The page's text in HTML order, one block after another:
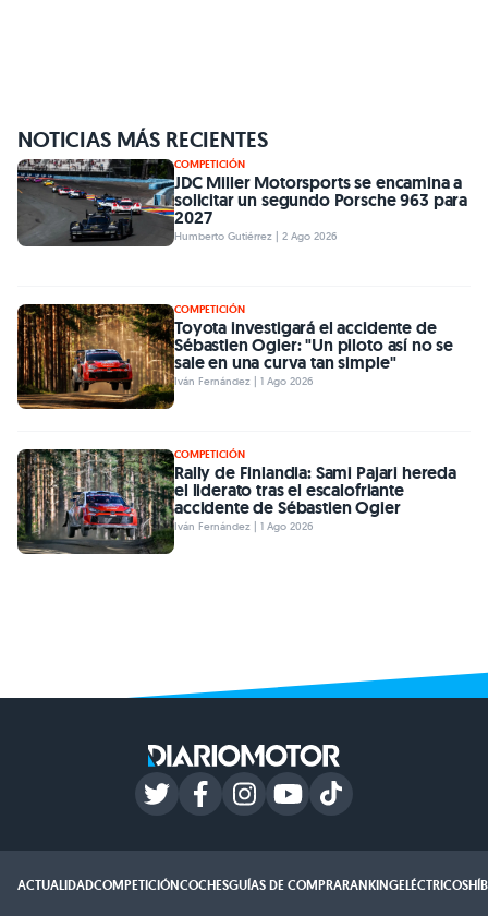
NOTICIAS MÁS RECIENTES
COMPETICIÓN
JDC Miller Motorsports se encamina a
solicitar un segundo Porsche 963 para
2027
Humberto Gutiérrez | 2 Ago 2026
COMPETICIÓN
Toyota investigará el accidente de
Sébastien Ogier: "Un piloto así no se
sale en una curva tan simple"
Iván Fernández | 1 Ago 2026
COMPETICIÓN
Rally de Finlandia: Sami Pajari hereda
el liderato tras el escalofriante
accidente de Sébastien Ogier
Iván Fernández | 1 Ago 2026
ACTUALIDADCOMPETICIÓNCOCHESGUÍAS DE COMPRARANKINGELÉCTRICOS